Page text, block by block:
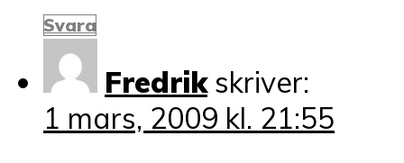
Svara
Fredrik skriver:
1 mars, 2009 kl. 21:55